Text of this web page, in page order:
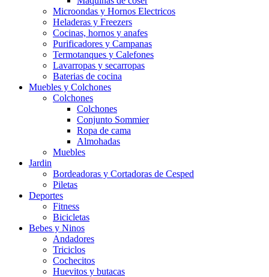
Microondas y Hornos Electricos
Heladeras y Freezers
Cocinas, hornos y anafes
Purificadores y Campanas
Termotanques y Calefones
Lavarropas y secarropas
Baterias de cocina
Muebles y Colchones
Colchones
Colchones
Conjunto Sommier
Ropa de cama
Almohadas
Muebles
Jardin
Bordeadoras y Cortadoras de Cesped
Piletas
Deportes
Fitness
Bicicletas
Bebes y Ninos
Andadores
Triciclos
Cochecitos
Huevitos y butacas